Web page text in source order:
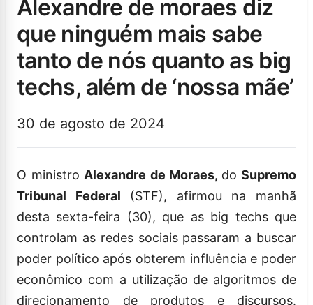
alexandre de moraes diz
que ninguém mais sabe
tanto de nós quanto as big
techs, além de ‘nossa mãe’
30 de agosto de 2024
O ministro Alexandre de Moraes, do Supremo
Tribunal Federal (STF), afirmou na manhã
desta sexta-feira (30), que as big techs que
controlam as redes sociais passaram a buscar
poder político após obterem influência e poder
econômico com a utilização de algoritmos de
direcionamento de produtos e discursos.